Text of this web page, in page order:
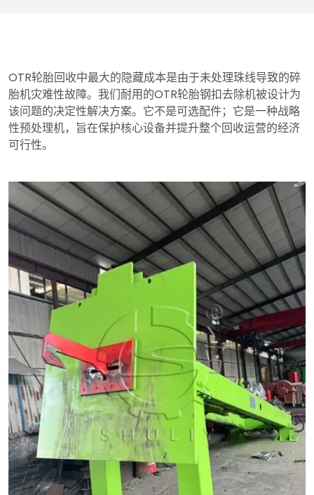
OTR轮胎回收中最大的隐藏成本是由于未处理珠线导致的碎
胎机灾难性故障。我们耐用的OTR轮胎钢扣去除机被设计为
该问题的决定性解决方案。它不是可选配件；它是一种战略
性预处理机，旨在保护核心设备并提升整个回收运营的经济
可行性。